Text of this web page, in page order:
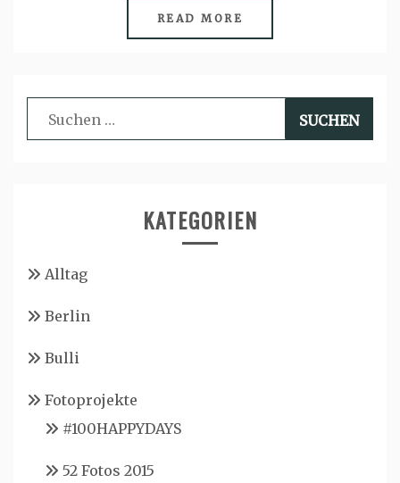
READ MORE
Suchen
nach:
KATEGORIEN
Alltag
Berlin
Bulli
Fotoprojekte
#100HAPPYDAYS
52 Fotos 2015